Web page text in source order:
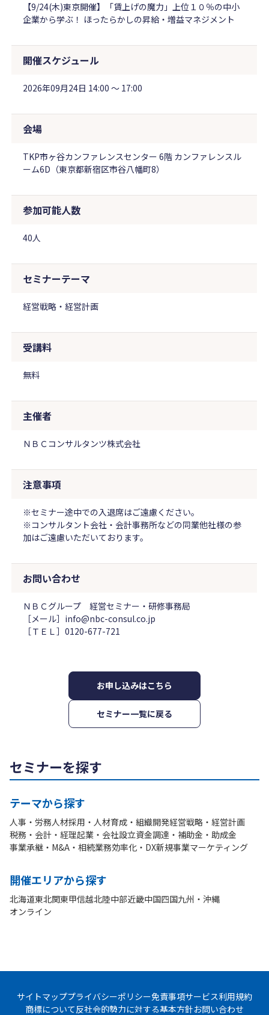
【9/24(木)東京開催】「賃上げの魔力」上位１０％の中小
企業から学ぶ！ ほったらかしの昇給・増益マネジメント
開催スケジュール
2026年09月24日 14:00 〜 17:00
会場
TKP市ヶ谷カンファレンスセンター 6階 カンファレンスル
ーム6D（東京都新宿区市谷八幡町8）
参加可能人数
40人
セミナーテーマ
経営戦略・経営計画
受講料
無料
主催者
ＮＢＣコンサルタンツ株式会社
注意事項
※セミナー途中での入退席はご遠慮ください。
※コンサルタント会社・会計事務所などの同業他社様の参
加はご遠慮いただいております。
お問い合わせ
ＮＢＣグループ 経営セミナー・研修事務局
［メール］info@nbc-consul.co.jp
［ＴＥＬ］0120-677-721
セミナー一覧に戻る
お申し込みはこちら
セミナーを探す
テーマから探す
人事・労務人材採用・人材育成・組織開発経営戦略・経営計画
税務・会計・経理起業・会社設立資金調達・補助金・助成金
事業承継・M&A・相続業務効率化・DX新規事業マーケティング
開催エリアから探す
北海道東北関東甲信越北陸中部近畿中国四国九州・沖縄
オンライン
サイトマッププライバシーポリシー免責事項サービス利用規約
商標について反社会的勢力に対する基本方針お問い合わせ